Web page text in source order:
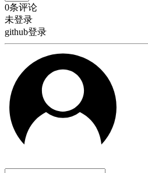
0条评论
未登录
github登录